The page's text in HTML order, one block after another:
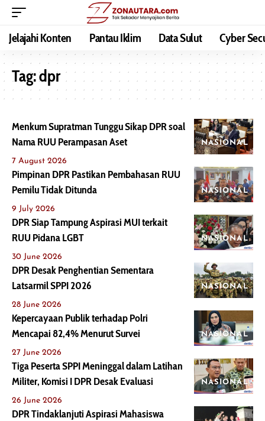
Jelajahi Konten Pantau Iklim Data Sulut Cyber
Tag:dpr
NASIONAL
Menkum Supratman Tunggu Sikap DPR soal
Nama RUU Perampasan Aset
7 August 2026
NASIONAL
Pimpinan DPR Pastikan Pembahasan RUU
Pemilu Tidak Ditunda
9 July 2026
NASIONAL
DPR Siap Tampung Aspirasi MUI terkait
RUU Pidana LGBT
30 June 2026
NASIONAL
DPR Desak Penghentian Sementara
Latsarmil SPPI 2026
28 June 2026
NASIONAL
Kepercayaan Publik terhadap Polri
Mencapai 82,4% Menurut Survei
27 June 2026
NASIONAL
Tiga Peserta SPPI Meninggal dalam Latihan
Militer, Komisi I DPR Desak Evaluasi
26 June 2026
DPR Tindaklanjuti Aspirasi Mahasiswa